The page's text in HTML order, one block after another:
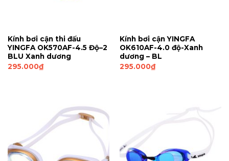
Kính bơi cận thi đấu
YINGFA OK570AF-4.5 Độ–2
BLU Xanh dương
295.000₫
Kính bơi cận YINGFA
OK610AF-4.0 độ-Xanh
dương – BL
295.000₫